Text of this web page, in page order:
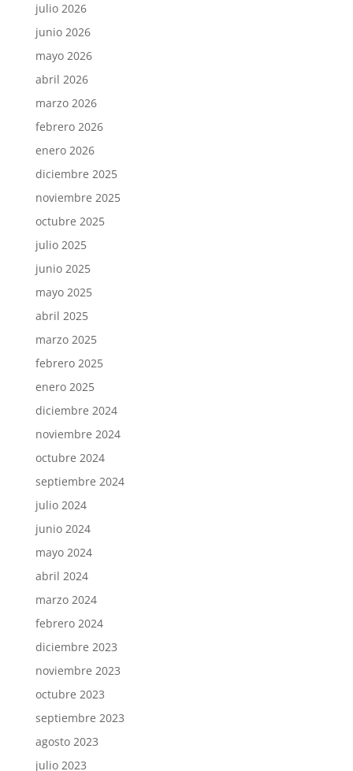
julio 2026
junio 2026
mayo 2026
abril 2026
marzo 2026
febrero 2026
enero 2026
diciembre 2025
noviembre 2025
octubre 2025
julio 2025
junio 2025
mayo 2025
abril 2025
marzo 2025
febrero 2025
enero 2025
diciembre 2024
noviembre 2024
octubre 2024
septiembre 2024
julio 2024
junio 2024
mayo 2024
abril 2024
marzo 2024
febrero 2024
diciembre 2023
noviembre 2023
octubre 2023
septiembre 2023
agosto 2023
julio 2023